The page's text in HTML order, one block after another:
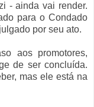
- ainda vai render.
para o Condado
por seu ato.
aos promotores,
de ser concluída.
mas ele está na